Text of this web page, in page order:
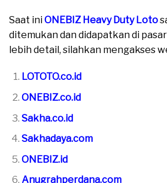
Saat iniONEBIZ Heavy Duty Loto
ditemukan dan didapatkan di
lebih detail, silahkan mengakses
LOTOTO.co.id
ONEBIZ.co.id
Sakha.co.id
Sakhadaya.com
ONEBIZ.id
Anugrahperdana.com